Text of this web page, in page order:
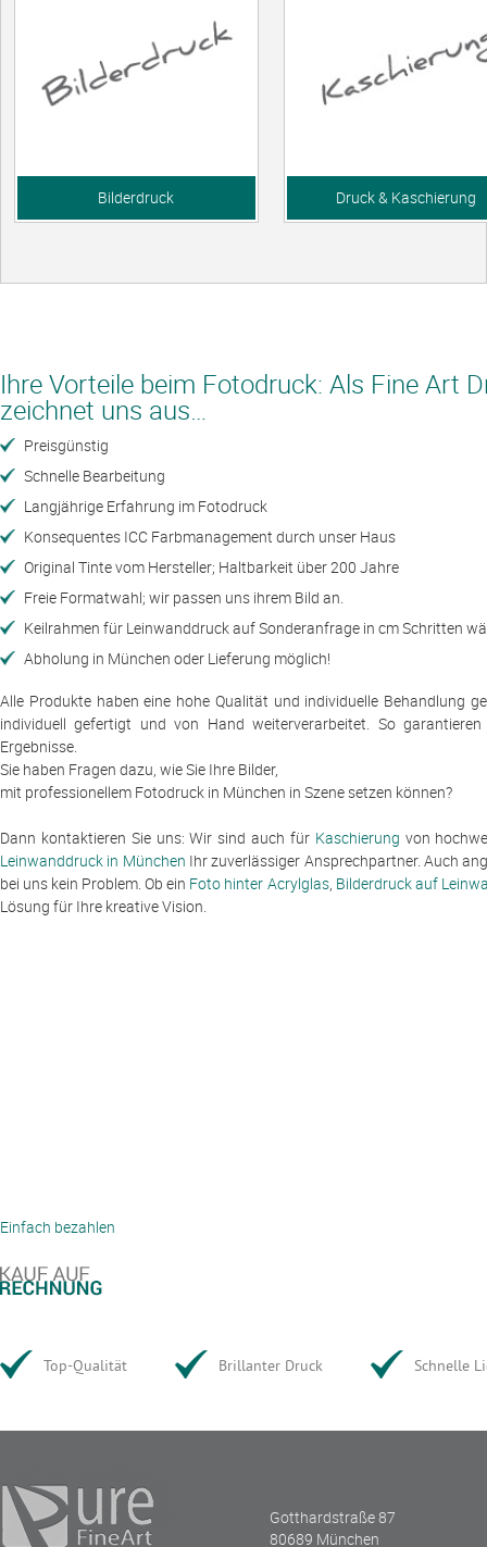
Warengruppe anzeigen
Bilderdruck Warengruppe anzeigen
Druck & Kaschierung
Ihre Vorteile beim Fotodruck: Als Fine Art
zeichnet uns aus…
Preisgünstig
Schnelle Bearbeitung
Langjährige Erfahrung im Fotodruck
Konsequentes ICC Farbmanagement durch unser Haus
Original Tinte vom Hersteller; Haltbarkeit über 200 Jahre
Freie Formatwahl; wir passen uns ihrem Bild an.
Keilrahmen für Leinwanddruck auf Sonderanfrage in cm Schritten
Abholung in München oder Lieferung möglich!
Alle Produkte haben eine hohe Qualität und individuelle Behandlung
individuell gefertigt und von Hand weiterverarbeitet. So
Ergebnisse.
Sie haben Fragen dazu, wie Sie Ihre Bilder,
mit professionellem Fotodruck in München in Szene setzen können?
Dann kontaktieren Sie uns: Wir sind auch für Kaschierung von
Leinwanddruck in München Ihr zuverlässiger Ansprechpartner. Auch
bei uns kein Problem. Ob ein Foto hinter Acrylglas, Bilderdruck auf
Lösung für Ihre kreative Vision.
Einfach bezahlen
Top-Qualität Brillanter Druck Schnelle
Gotthardstraße 87
80689 München